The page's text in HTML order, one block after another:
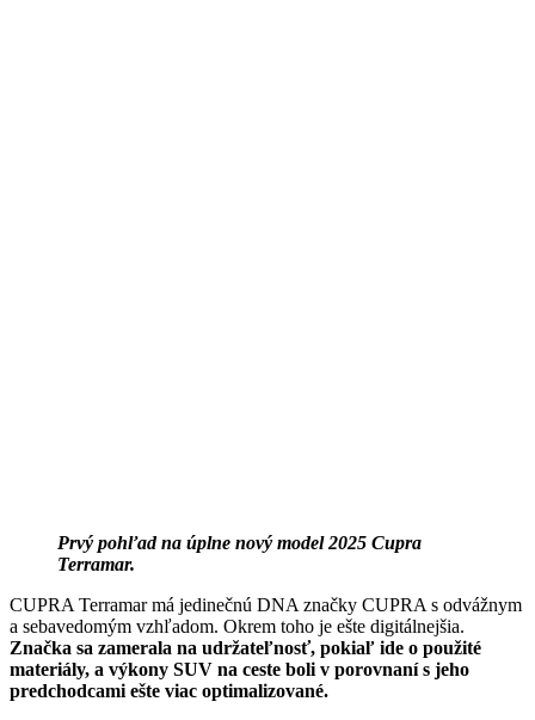
Prvý pohľad na úplne nový model 2025 Cupra
Terramar.
CUPRA Terramar má jedinečnú DNA značky CUPRA s odvážnym
a sebavedomým vzhľadom. Okrem toho je ešte digitálnejšia.
Značka sa zamerala na udržateľnosť, pokiaľ ide o použité
materiály, a výkony SUV na ceste boli v porovnaní s jeho
predchodcami ešte viac optimalizované.